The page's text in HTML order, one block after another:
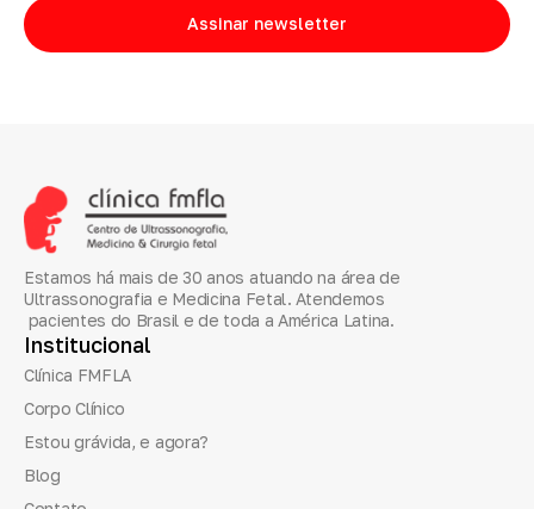
Assinar newsletter
Estamos há mais de 30 anos atuando na área de
Ultrassonografia e Medicina Fetal. Atendemos
pacientes do Brasil e de toda a América Latina.
Institucional
Clínica FMFLA
Corpo Clínico
Estou grávida, e agora?
Blog